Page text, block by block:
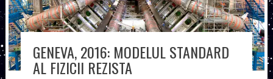
GENEVA, 2016: MODELUL STANDARD
AL FIZICII REZISTA